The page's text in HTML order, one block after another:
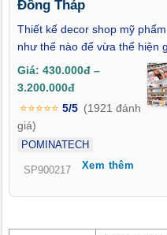
Đồng Tháp
Thiết kế decor shop mỹ
như thế nào để vừa thể hiện
dựng không gian kinh doanh
đẹp không còn đơn thuần
trong từng chi tiết thiết kế
đầu tư vào decor cửa hàng
nâng tầm thương hiệu. Bài
những giải pháp thiết kế tinh
hiếu thẩm mỹ hiện đại – đặc
Giá: 430.000đ –
3.200.000đ
⭐⭐⭐⭐⭐ 5/5 (1921 đánh
giá)
POMINATECH
SP900217 Xem thêm